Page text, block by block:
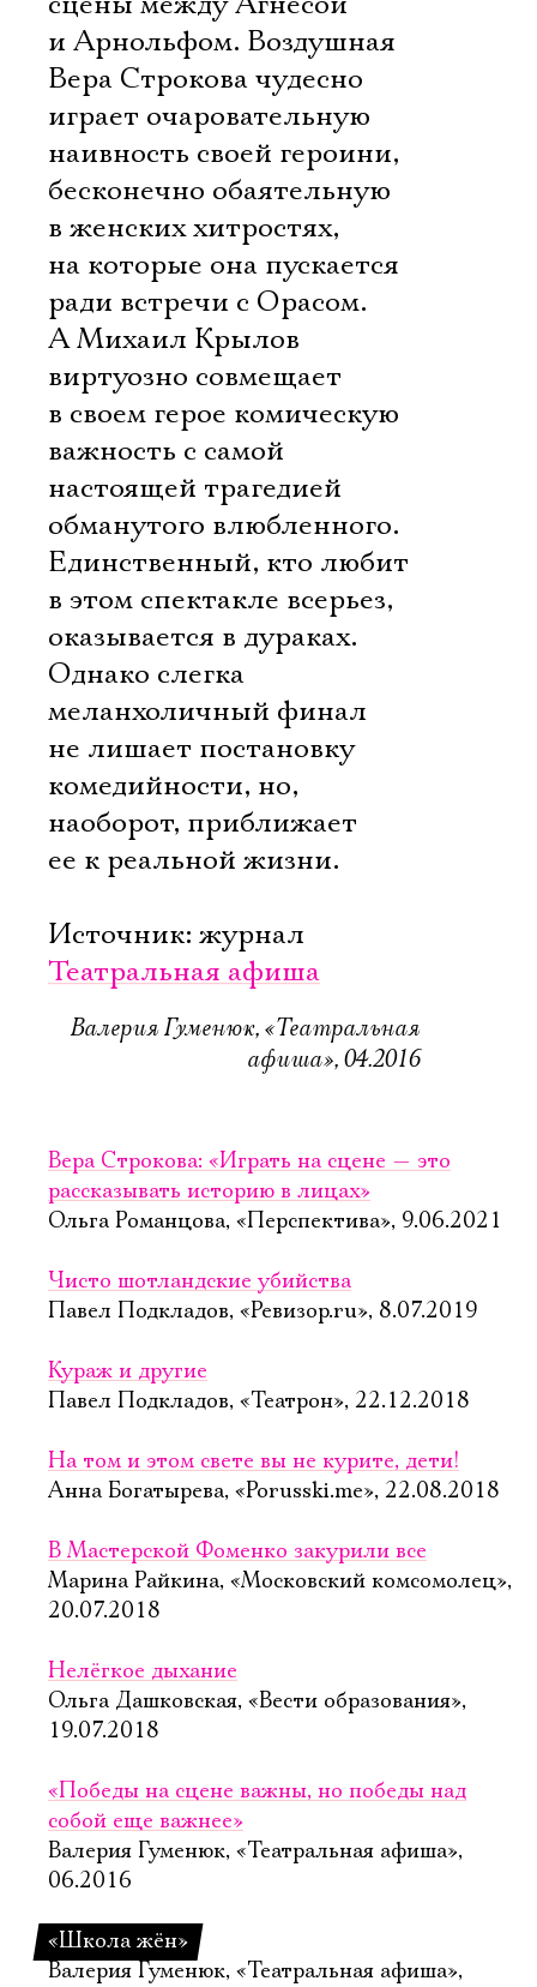
и Арнольфом. Воздушная
Вера Строкова чудесно
играет очаровательную
наивность своей героини,
бесконечно обаятельную
в женских хитростях,
на которые она пускается
ради встречи с Орасом.
А Михаил Крылов
виртуозно совмещает
в своем герое комическую
важность с самой
настоящей трагедией
обманутого влюбленного.
Единственный, кто любит
в этом спектакле всерьез,
оказывается в дураках.
Однако слегка
меланхоличный финал
не лишает постановку
комедийности, но,
наоборот, приближает
ее к реальной жизни.
Источник: журнал
Театральная афиша
Валерия Гуменюк, «Театральная
афиша», 04.2016
Вера Строкова: «Играть на сцене — это
рассказывать историю в лицах»
Ольга Романцова, «Перспектива», 9.06.2021
Чисто шотландские убийства
Павел Подкладов, «Ревизор.ru», 8.07.2019
Кураж и другие
Павел Подкладов, «Театрон», 22.12.2018
На том и этом свете вы не курите, дети!
Анна Богатырева, «Porusski.me», 22.08.2018
В Мастерской Фоменко закурили все
Марина Райкина, «Московский комсомолец»,
20.07.2018
Нелёгкое дыхание
Ольга Дашковская, «Вести образования»,
19.07.2018
«Победы на сцене важны, но победы над
собой еще важнее»
Валерия Гуменюк, «Театральная афиша»,
06.2016
«Школа жён»
Валерия Гуменюк, «Театральная афиша»,
Электропочта